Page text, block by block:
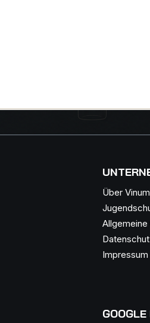
Schaltflächen
Über
Impressum